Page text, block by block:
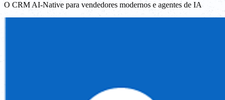
O CRM AI-Native para vendedores modernos e agentes de IA